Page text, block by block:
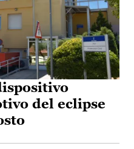
del eclipse